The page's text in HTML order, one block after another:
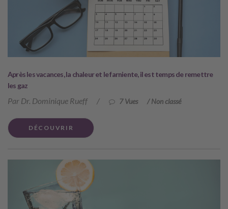
Après les vacances, la chaleur et le farniente, il est temps de remettre
les gaz
Par Dr. Dominique Rueff / 7 Vues /Non classé
DÉCOUVRIR